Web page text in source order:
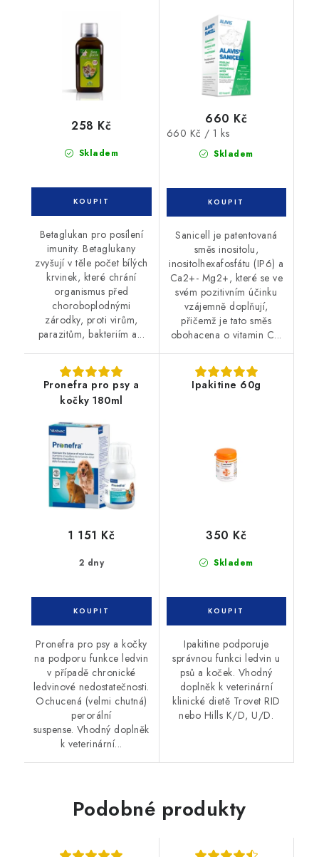
Skladem
258 Kč
Betaglukan pro posílení
imunity. Betaglukany
zvyšují v těle počet bílých
krvinek, které chrání
organismus před
choroboplodnými
zárodky, proti virům,
parazitům, bakteriím a...
Skladem
660 Kč
Měrná
660 Kč / 1 ks
Sanicell je patentovaná
směs inositolu,
inositolhexafosfátu (IP6) a
Ca2+- Mg2+, které se ve
svém pozitivním účinku
vzájemně doplňují,
přičemž je tato směs
obohacena o vitamin C...
Pronefra pro psy a
kočky 180ml
2 dny
1 151 Kč
Pronefra pro psy a kočky
na podporu funkce ledvin
v případě chronické
ledvinové nedostatečnosti.
Ochucená (velmi chutná)
perorální
suspense. Vhodný doplněk
k veterinární...
Ipakitine 60g
Skladem
350 Kč
Ipakitine podporuje
správnou funkci ledvin u
psů a koček. Vhodný
doplněk k veterinární
klinické dietě Trovet RID
nebo Hills K/D, U/D.
Podobné produkty